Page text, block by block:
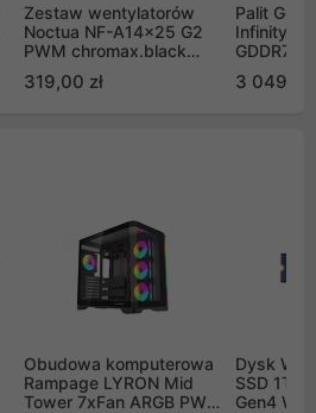
Zestaw wentylatorów
Noctua NF-A14x25 G2
PWM chromax.black
Push Pull (2szt)
319,00 zł
Palit
Infinity 3
GDDR7
GB2050S)
3 049,00
Obudowa komputerowa
Rampage LYRON Mid
Tower 7xFan ARGB PWM
Dysk WD
SSD 1TB
Gen4